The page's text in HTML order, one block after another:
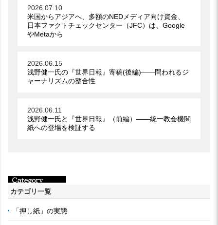
2026.07.10
米国からアジアへ、多額のNEDメディア向け資金、
日本ファクトチェックセンター（JFC）は、Google
やMetaから
2026.06.15
浅野健一氏の『世界日報』寄稿(後編)――問われるジ
ャーナリズムの整合性
2026.06.11
浅野健一氏と『世界日報』（前編）――統一教会機関
紙への登場を検証する
カテゴリ一覧
「押し紙」の実態